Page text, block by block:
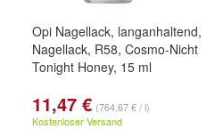
Opi Nagellack, langanhaltend,
Nagellack, R58, Cosmo-Nicht
Tonight Honey, 15 ml
11,47 € (764,67 € / l)
Kostenloser Versand